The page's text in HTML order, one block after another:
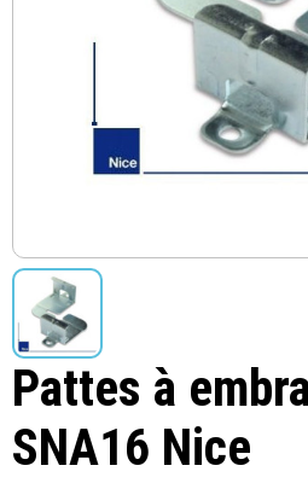
Pattes à
SNA16 Nice